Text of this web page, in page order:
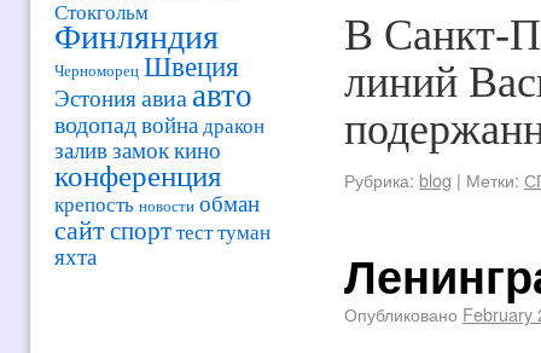
Стокгольм
Финляндия
Черноморец Швеция
Эстонияавиа авто
водопадвойна дракон
залив замоккино
конференция
крепость новости обман
сайтспорт тест туман
яхта
В Санкт-
линий
Рубрика: blog | Метки:
Опубликовано February